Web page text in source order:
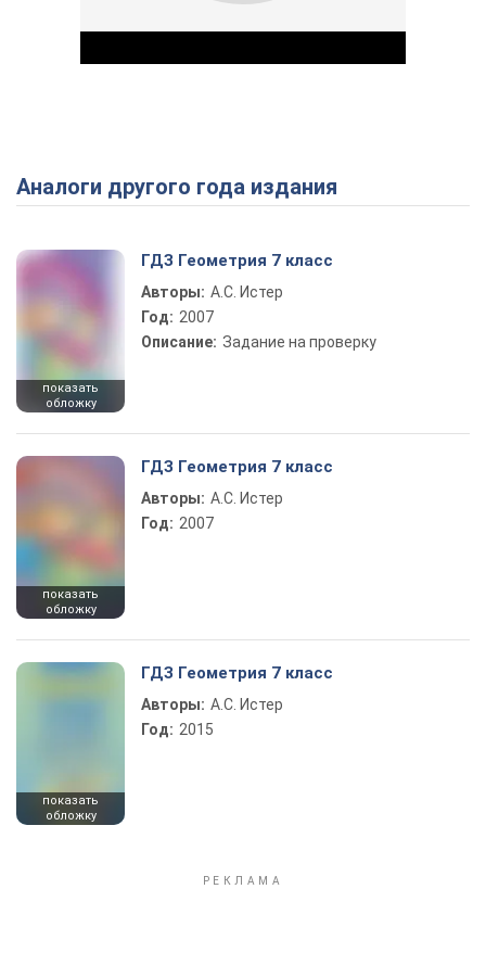
Play Video
Аналоги другого года издания
показать
обложку
ГДЗ Геометрия 7 класс
Авторы: А.С. Истер
Год: 2007
Описание: Задание на проверку
показать
обложку
ГДЗ Геометрия 7 класс
Авторы: А.С. Истер
Год: 2007
показать
обложку
ГДЗ Геометрия 7 класс
Авторы: А.С. Истер
Год: 2015